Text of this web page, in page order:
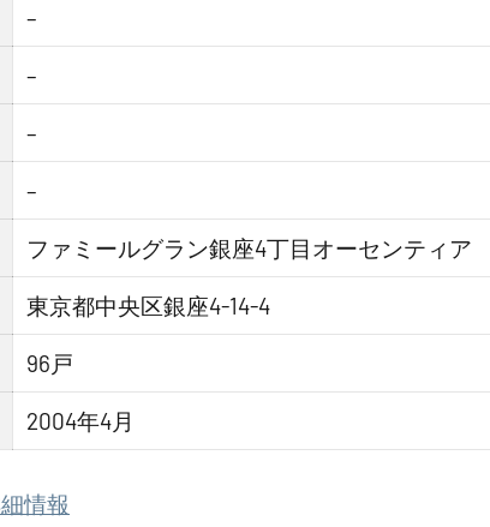
–
–
–
–
ファミールグラン銀座4丁目オーセンティア
東京都中央区銀座4-14-4
96戸
2004年4月
情報